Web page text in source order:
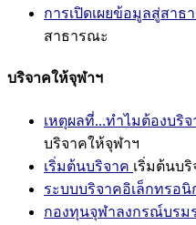
การเปิดเผยข้อมูลสู่สาธ
สาธารณะ
บริจาคให้จุฬาฯ
เหตุผลที่...ทำไมต้องบริ
บริจาคให้จุฬาฯ
เริ่มต้นบริจาค เริ่มต้นบริ
ระบบบริจาคอิเล็กทรอนิ
กองทุนจุฬาลงกรณ์บรม